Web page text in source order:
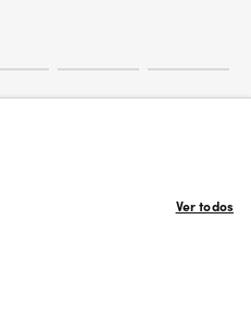
Ver todos